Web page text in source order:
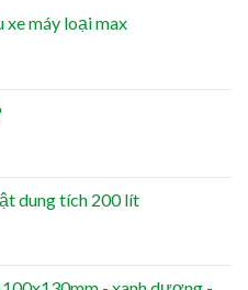
xe máy loại max
dung tích 200 lít